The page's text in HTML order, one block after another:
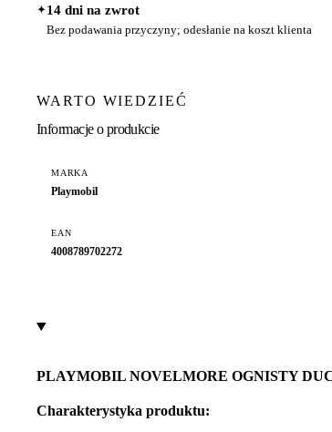
✦14 dni na zwrot
Bez podawania przyczyny; odesłanie na koszt klienta
WARTO WIEDZIEĆ
Informacje o produkcie
MARKA
Playmobil
EAN
4008789702272
PLAYMOBIL NOVELMORE OGNISTY
Charakterystyka produktu: